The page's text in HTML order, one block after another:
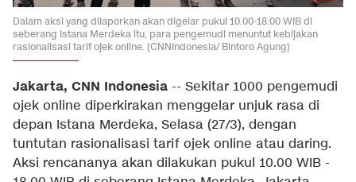
Dalam aksi yang dilaporkan akan digelar pukul 10.00-18.00 WIB di
seberang Istana Merdeka itu, para pengemudi menuntut kebijakan
rasionalisasi tarif ojek online. (CNNIndonesia/ Bintoro Agung)
Jakarta, CNN Indonesia -- Sekitar 1000 pengemudi
ojek online diperkirakan menggelar unjuk rasa di
depan Istana Merdeka, Selasa (27/3), dengan
tuntutan rasionalisasi tarif ojek online atau daring.
Aksi rencananya akan dilakukan pukul 10.00 WIB -